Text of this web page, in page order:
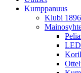
Kumppanuus
Klubi 1896